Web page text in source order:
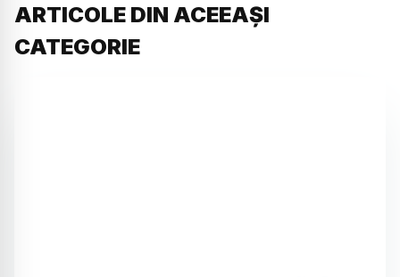
ARTICOLE DIN ACEEAȘI
CATEGORIE